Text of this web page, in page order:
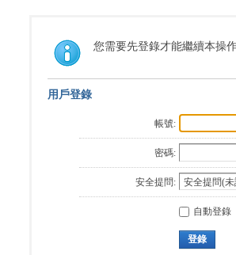
您需要先登錄才能繼續本操
用戶登錄
帳號:
密碼:
安全提問:
自動登錄
登錄